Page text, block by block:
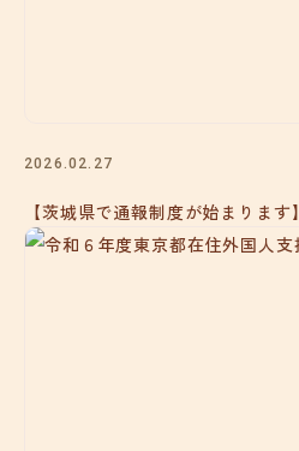
2026.02.27
【茨城県で通報制度が始まります】